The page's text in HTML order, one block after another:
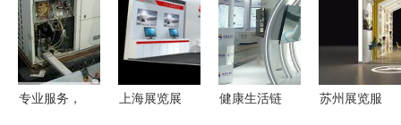
体验
京）国际软
件产品和信
息服务交易
博览会引领
交易博览会
数字新引
擎，赋能产
业未来
国国际物业
管理产业博
览会
专业服务，
上海展览展
健康生活链
苏州展览服